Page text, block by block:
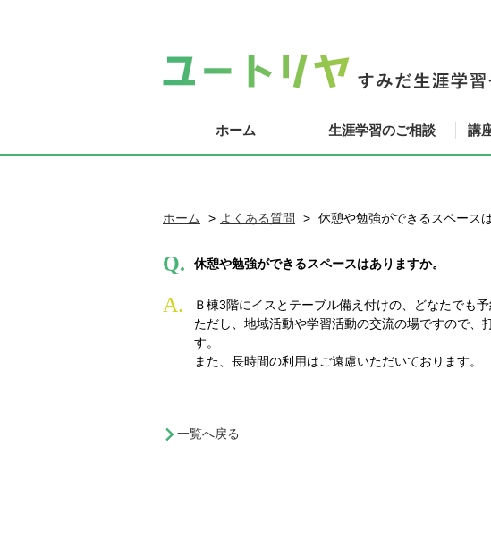
ホーム 生涯学習のご相談 講
ホーム よくある質問 休憩や勉強ができるスペース
Q. 休憩や勉強ができるスペースはありますか。
A.
Ｂ棟3階にイスとテーブル備え付けの、どなたでも
ただし、地域活動や学習活動の交流の場ですので
す。
また、長時間の利用はご遠慮いただいております。
一覧へ戻る